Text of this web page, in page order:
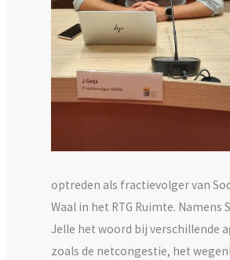
optreden als fractievolger van
Waal in het RTG Ruimte. Namens
Jelle het woord bij verschillende
zoals de netcongestie, het